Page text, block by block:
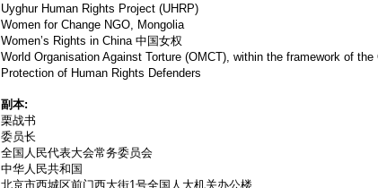
Uyghur Human Rights Project (UHRP)
Women for Change NGO, Mongolia
Women’s Rights in China 中国女权
World Organisation Against Torture (OMCT), within the framework of
Protection of Human Rights Defenders
副本:
栗战书
委员长
全国人民代表大会常务委员会
中华人民共和国
北京市西城区前门西大街1号全国人大机关办公楼